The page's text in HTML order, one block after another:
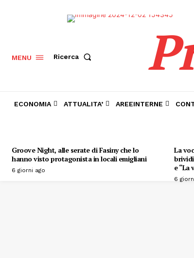
MENU Ricerca
ECONOMIA ATTUALITA’ AREEINTERNE
Groove Night, alle serate di Fasiny che lo
hanno visto protagonista in locali emigliani
6 giorni ago
La
e “La
6